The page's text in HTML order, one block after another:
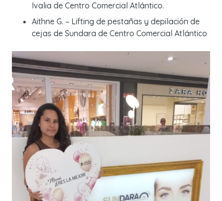
Ivalia de Centro Comercial Atlántico.
Aithne G. – Lifting de pestañas y depilación de
cejas de Sundara de Centro Comercial Atlántico